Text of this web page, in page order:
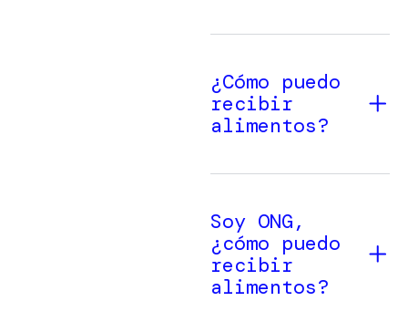
¿Cómo puedo
recibir
alimentos?
Soy ONG,
¿cómo puedo
recibir
alimentos?